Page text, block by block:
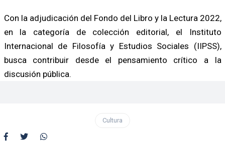
Con la adjudicación del Fondo del Libro y la Lectura 2022,
en la categoría de colección editorial, el Instituto
Internacional de Filosofía y Estudios Sociales (IIPSS),
busca contribuir desde el pensamiento crítico a la
discusión pública.
Cultura